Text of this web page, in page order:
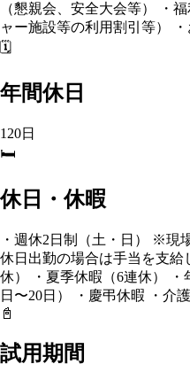
（懇親会、安全大会等） ・
ャー施設等の利用割引等）
🗓️
年間休日
120日
🛏️
休日・休暇
・週休2日制（土・日） ※現
休日出勤の場合は手当を支給
休） ・夏季休暇（6連休）
日〜20日） ・慶弔休暇 ・介
📓
試用期間